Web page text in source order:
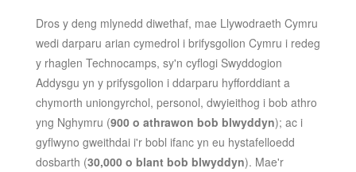
Dros y deng mlynedd diwethaf, mae Llywodraeth Cymru
wedi darparu arian cymedrol i brifysgolion Cymru i redeg
y rhaglen Technocamps, sy'n cyflogi Swyddogion
Addysgu yn y prifysgolion i ddarparu hyfforddiant a
chymorth uniongyrchol, personol, dwyieithog i bob athro
yng Nghymru (900 o athrawon bob blwyddyn); ac i
gyflwyno gweithdai i'r bobl ifanc yn eu hystafelloedd
dosbarth (30,000 o blant bob blwyddyn). Mae'r